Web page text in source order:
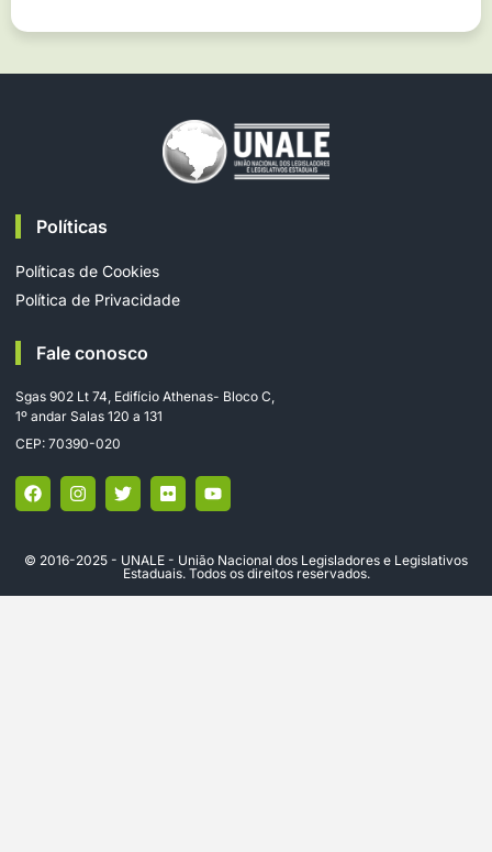
Políticas
Políticas de Cookies
Política de Privacidade
Fale conosco
Sgas 902 Lt 74, Edifício Athenas- Bloco C,
1º andar Salas 120 a 131
CEP: 70390-020
© 2016-2025 - UNALE - União Nacional dos Legisladores e Legislativos
Estaduais. Todos os direitos reservados.